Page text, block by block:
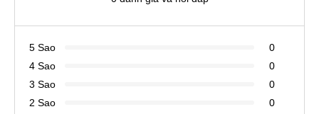
5 Sao
0
4 Sao
0
3 Sao
0
2 Sao
0